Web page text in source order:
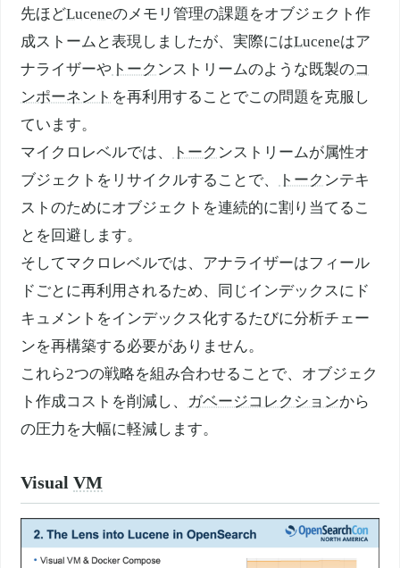
先ほどLuceneのメモリ管理の課題をオブジェクト作
成ストームと表現しましたが、実際にはLuceneはア
ナライザーや トーク ンストリームのような既製のコ
ンポーネント を再利用することでこの問題を克服し
ています。
マイクロレベルでは、
トーク ンストリームが属性オ
ブジェクトをリサイクルすることで、
トーク ンテキ
ストのためにオブジェクトを連続的に割り当てるこ
とを回避します。
そしてマクロレベルでは、アナライザーはフィール
ドごとに再利用されるため、同じインデックスにド
キュメントをインデックス化するたびに分析チェー
ンを再構築する必要がありません。
これら2つの戦略を組み合わせることで、オブジェク
ト作成コストを削減し、 ガベージコレクションから
の圧力を大幅に軽減します。
VisualVM